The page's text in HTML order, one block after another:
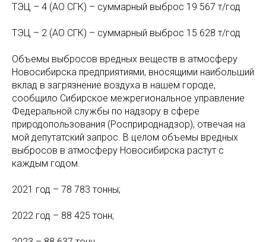
ТЭЦ – 4 (АО СГК) – суммарный выброс 19 567 т/год
ТЭЦ – 2 (АО СГК) – суммарный выброс 15 628 т/год
Объемы выбросов вредных веществ в атмосферу
Новосибирска предприятиями, вносящими наибольший
вклад в загрязнение воздуха в нашем городе,
сообщило Сибирское межрегиональное управление
Федеральной службы по надзору в сфере
природопользования (Росприроднадзор), отвечая на
мой депутатский запрос. В целом объемы вредных
выбросов в атмосферу Новосибирска растут с
каждым годом.
2021 год – 78 783 тонны;
2022 год – 88 425 тонн;